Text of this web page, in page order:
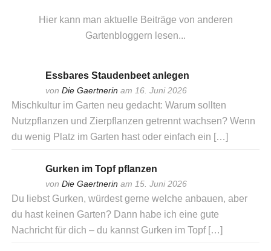
Hier kann man aktuelle Beiträge von anderen
Gartenbloggern lesen...
Essbares Staudenbeet anlegen
vonDie Gaertnerin am 16. Juni 2026
Mischkultur im Garten neu gedacht: Warum sollten
Nutzpflanzen und Zierpflanzen getrennt wachsen? Wenn
du wenig Platz im Garten hast oder einfach ein […]
Gurken im Topf pflanzen
vonDie Gaertnerin am 15. Juni 2026
Du liebst Gurken, würdest gerne welche anbauen, aber
du hast keinen Garten? Dann habe ich eine gute
Nachricht für dich – du kannst Gurken im Topf […]